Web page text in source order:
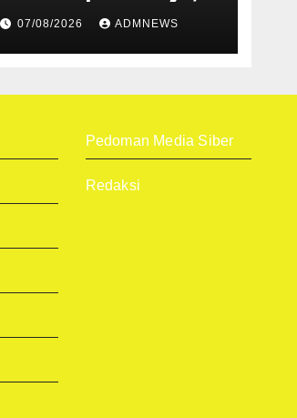
Begini Ungkapan
Mahyeldi
07/08/2026 ADMNEWS
Pedoman Media Siber
Redaksi